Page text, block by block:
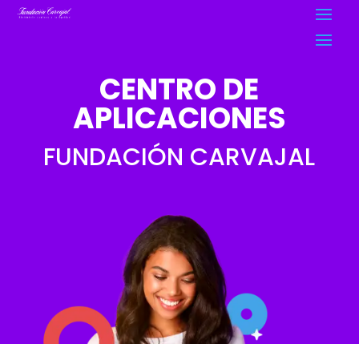
CENTRO DE
APLICACIONES
FUNDACIÓN CARVAJAL